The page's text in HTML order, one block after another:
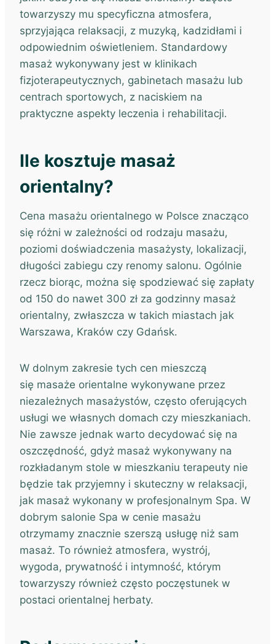
towarzyszy mu specyficzna atmosfera,
sprzyjająca relaksacji, z muzyką, kadzidłami i
odpowiednim oświetleniem. Standardowy
masaż wykonywany jest w klinikach
fizjoterapeutycznych, gabinetach masażu lub
centrach sportowych, z naciskiem na
praktyczne aspekty leczenia i rehabilitacji.
Ile kosztuje masaż
orientalny?
Cena masażu orientalnego w Polsce znacząco
się różni w zależności od rodzaju masażu,
poziomi doświadczenia masażysty, lokalizacji,
długości zabiegu czy renomy salonu. Ogólnie
rzecz biorąc, można się spodziewać się zapłaty
od 150 do nawet 300 zł za godzinny masaż
orientalny, zwłaszcza w takich miastach jak
Warszawa, Kraków czy Gdańsk.
W dolnym zakresie tych cen mieszczą
się masaże orientalne wykonywane przez
niezależnych masażystów, często oferujących
usługi we własnych domach czy mieszkaniach.
Nie zawsze jednak warto decydować się na
oszczędność, gdyż masaż wykonywany na
rozkładanym stole w mieszkaniu terapeuty nie
będzie tak przyjemny i skuteczny w relaksacji,
jak masaż wykonany w profesjonalnym Spa. W
dobrym salonie Spa w cenie masażu
otrzymamy znacznie szerszą usługę niż sam
masaż. To również atmosfera, wystrój,
wygoda, prywatność i intymność, którym
towarzyszy również często poczęstunek w
postaci orientalnej herbaty.